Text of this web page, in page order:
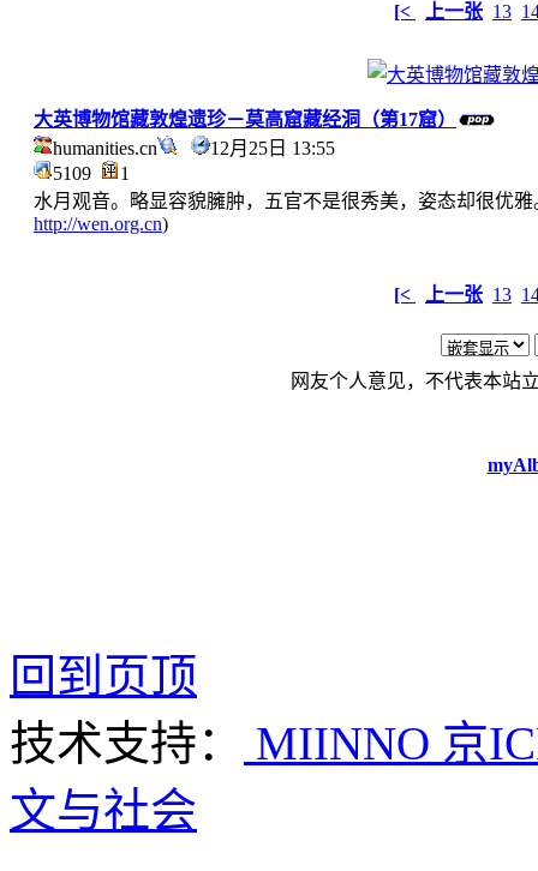
[< 上一张 13
大英博物馆藏敦煌遗珍－莫高窟藏经洞（第17窟）
humanities.cn
12月25日 13:55
5109
1
水月观音。略显容貌臃肿，五官不是很秀美，姿态却很优
http://wen.org.cn)
[< 上一张 13
网友个人意见，不代表本站
回到页顶
技术支持：
MIINNO 京
文与社会